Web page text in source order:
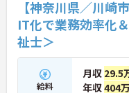
続けることが可能です。
★おすすめPOINT★
【夜勤なし・曜日固定の
えた働き方が実現できます
しないため、生活リズム
続けることができます
【神奈川県／川崎
IT化で業務効率化
祉士＞
給料
月収 29.5
年収404